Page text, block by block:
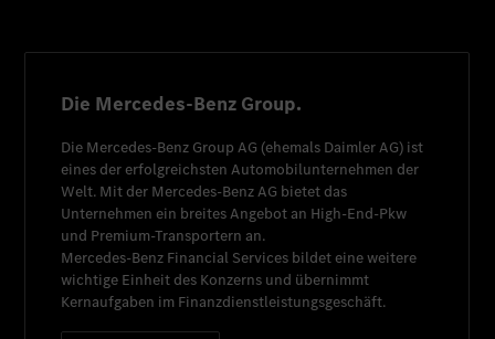
Die Mercedes-Benz Group.
Die Mercedes-Benz Group AG (ehemals Daimler AG) ist
eines der erfolgreichsten Automobilunternehmen der
Welt. Mit der Mercedes-Benz AG bietet das
Unternehmen ein breites Angebot an High-End-Pkw
und Premium-Transportern an.
Mercedes-Benz Financial Services bildet eine weitere
wichtige Einheit des Konzerns und übernimmt
Kernaufgaben im Finanzdienstleistungsgeschäft.